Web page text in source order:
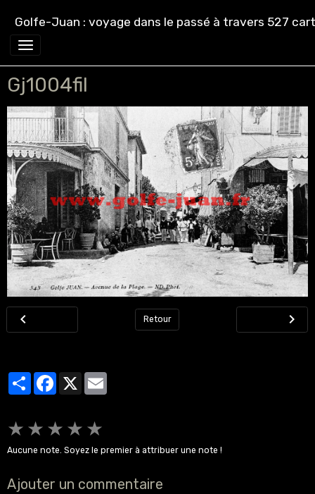
Golfe-Juan : voyage dans le passé à travers 527
Gj1004fil
Retour
PartagerFacebook
★ ★ ★ ★ ★
Aucune note. Soyez le premier à attribuer une note !
Ajouter un commentaire